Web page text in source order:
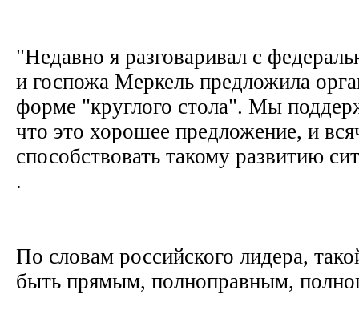
"Недавно я разговаривал с
и госпожа Меркель предложила
форме "круглого стола". Мы
что это хорошее предложение, и
способствовать такому развитию
.
По словам российского лидера,
быть прямым, полноправным,